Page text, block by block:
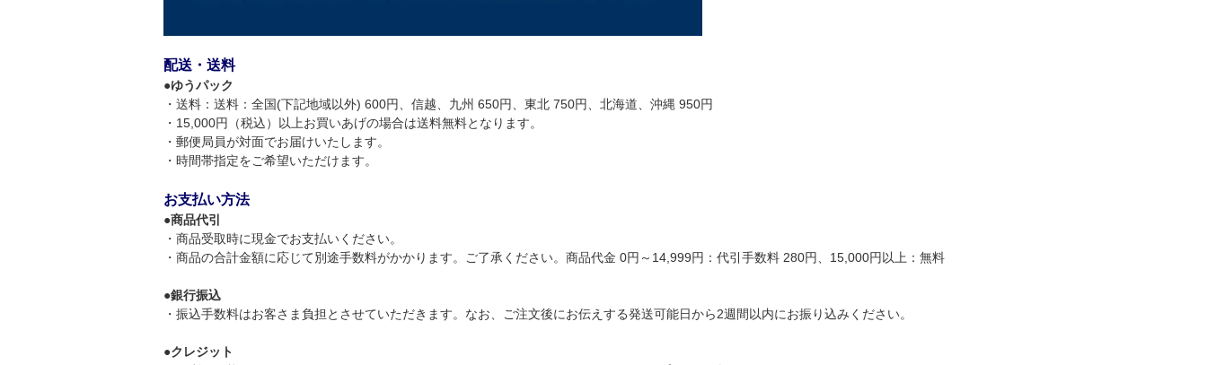
配送・送料
●ゆうパック
・送料：送料：全国(下記地域以外) 600円、信越、九州 650円、東北 750円、北海道、沖縄 950円
・15,000円（税込）以上お買いあげの場合は送料無料となります。
・郵便局員が対面でお届けいたします。
・時間帯指定をご希望いただけます。
お支払い方法
●商品代引
・商品受取時に現金でお支払いください。
・商品の合計金額に応じて別途手数料がかかります。ご了承ください。商品代金 0円～14,999円：代引手数料 280円、15,000円以上：無料
●銀行振込
・振込手数料はお客さま負担とさせていただきます。なお、ご注文後にお伝えする発送可能日から2週間以内にお振り込みください。
●クレジット